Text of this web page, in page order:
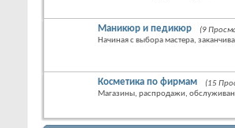
Маникюр и педикюр
(9
Начиная с выбора мастера,
Косметика по фирмам
(15
Магазины, распродажи,